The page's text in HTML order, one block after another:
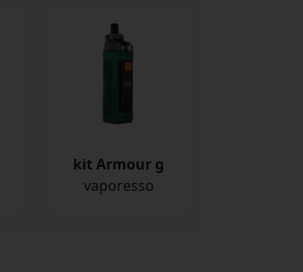
kit Armour g
vaporesso